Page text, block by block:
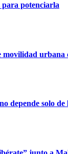
para potenciarla
depende solo